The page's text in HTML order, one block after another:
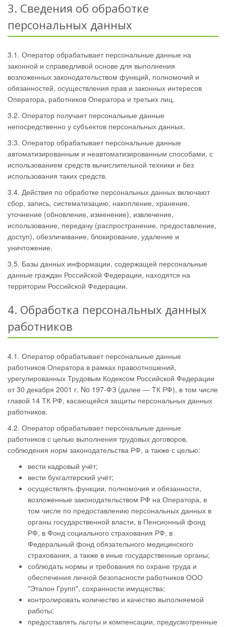
3. Сведения об обработке
персональных данных
3.1. Оператор обрабатывает персональные данные на
законной и справедливой основе для выполнения
возложенных законодательством функций, полномочий и
обязанностей, осуществления прав и законных интересов
Оператора, работников Оператора и третьих лиц.
3.2. Оператор получает персональные данные
непосредственно у субъектов персональных данных.
3.3. Оператор обрабатывает персональные данные
автоматизированным и неавтоматизированным способами, с
использованием средств вычислительной техники и без
использования таких средств.
3.4. Действия по обработке персональных данных включают
сбор, запись, систематизацию, накопление, хранение,
уточнение (обновление, изменение), извлечение,
использование, передачу (распространение, предоставление,
доступ), обезличивание, блокирование, удаление и
уничтожение.
3.5. Базы данных информации, содержащей персональные
данные граждан Российской Федерации, находятся на
территории Российской Федерации.
4. Обработка персональных данных
работников
4.1. Оператор обрабатывает персональные данные
работников Оператора в рамках правоотношений,
урегулированных Трудовым Кодексом Российской Федерации
от 30 декабря 2001 г. No 197-ФЗ (далее — ТК РФ), в том числе
главой 14 ТК РФ, касающейся защиты персональных данных
работников.
4.2. Оператор обрабатывает персональные данные
работников с целью выполнения трудовых договоров,
соблюдения норм законодательства РФ, а также с целью:
вести кадровый учёт;
вести бухгалтерский учёт;
осуществлять функции, полномочия и обязанности,
возложенные законодательством РФ на Оператора, в
том числе по предоставлению персональных данных в
органы государственной власти, в Пенсионный фонд
РФ, в Фонд социального страхования РФ, в
Федеральный фонд обязательного медицинского
страхования, а также в иные государственные органы;
соблюдать нормы и требования по охране труда и
обеспечения личной безопасности работников ООО
"Эталон Групп", сохранности имущества;
контролировать количество и качество выполняемой
работы;
предоставлять льготы и компенсации, предусмотренные